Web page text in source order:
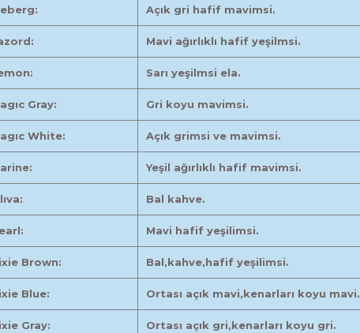
Açık gri hafif mavimsi.
Mavi ağırlıklı hafif yeşilmsi.
Sarı yeşilmsi ela.
Gray: Gri koyu mavimsi.
White: Açık grimsi ve mavimsi.
Yeşil ağırlıklı hafif mavimsi.
Bal kahve.
Mavi hafif yeşilimsi.
Brown: Bal,kahve,hafif yeşilimsi.
Blue: Ortası açık mavi,kenarları koyu mavi.
Gray: Ortası açık gri,kenarları koyu gri.